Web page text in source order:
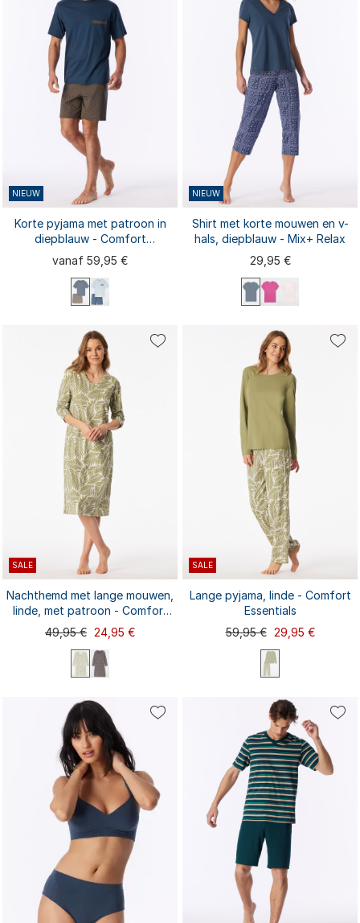
4XL 3XL
NIEUW
L XXL
4XL 5XL
Korte pyjama met patroon in
diepblauw - Comfort
Nightwear
vanaf 59,95 €
NIEUW
M
XXL 4XL
Shirt met korte mouwen en v-
hals, diepblauw - Mix+ Relax
29,95 €
SALE
M L XL XXL
4XL 5XL 6XL
Nachthemd met lange mouwen,
linde, met patroon - Comfort
Essentials
49,95 € 24,95 €
SALE
L XL
4XL 5XL 6XL
Lange pyjama, linde - Comfort
Essentials
59,95 € 29,95 €